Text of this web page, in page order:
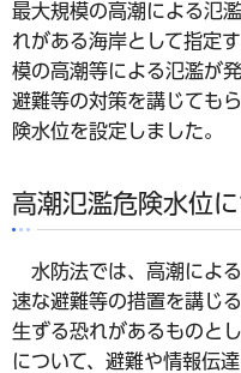
最大規模の高潮による氾
れがある海岸として指定
模の高潮等による氾濫が
避難等の対策を講じても
険水位を設定しました。
高潮氾濫危険水位
水防法では、高潮によ
速な避難等の措置を講じ
生ずる恐れがあるものと
について、避難や情報伝